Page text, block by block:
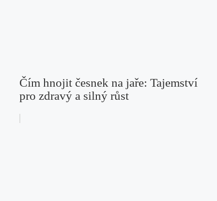
Čím hnojit česnek na jaře: Tajemství
pro zdravý a silný růst